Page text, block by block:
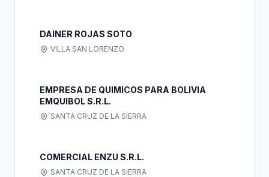
DAINER ROJAS SOTO
VILLA SAN LORENZO
EMPRESA DE QUIMICOS PARA BOLIVIA
EMQUIBOL S.R.L.
SANTA CRUZ DE LA SIERRA
COMERCIAL ENZU S.R.L.
SANTA CRUZ DE LA SIERRA